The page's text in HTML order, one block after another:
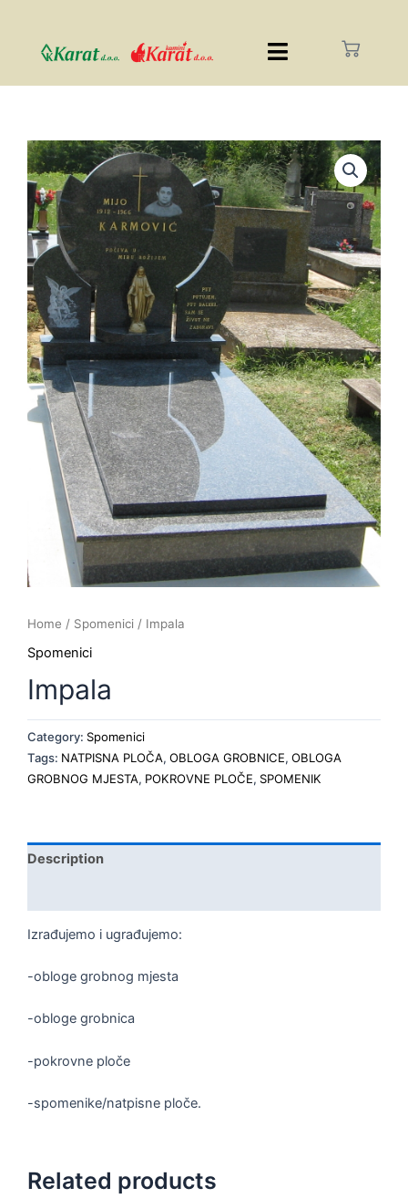
Home / Spomenici / Impala
Spomenici
Impala
Category: Spomenici
Tags: NATPISNA PLOČA, OBLOGA GROBNICE, OBLOGA
GROBNOG MJESTA, POKROVNE PLOČE, SPOMENIK
Description
Izrađujemo i ugrađujemo:
-obloge grobnog mjesta
-obloge grobnica
-pokrovne ploče
-spomenike/natpisne ploče.
Related products